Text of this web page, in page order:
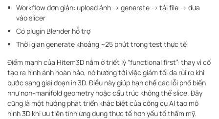
Workflow đơn giản: upload ảnh → generate → tải file → đưa
vào slicer
Có plugin Blender hỗ trợ
Thời gian generate khoảng ~25 phút trong test thực tế
Điểm mạnh của Hitem3D nằm ở triết lý “functional first”: thay vì cố
tạo ra hình ảnh hoàn hảo, nó hướng tới việc giảm tối đa rủi ro khi
bước sang giai đoạn in 3D. Điều này giúp hạn chế các lỗi phổ biến
như non-manifold geometry hoặc cấu trúc không thể slice. Đây
cũng là một hướng phát triển khác biệt của công cụ AI tạo mô
hình 3D khi ưu tiên tính ứng dụng thực tế hơn yếu tố thẩm mỹ.